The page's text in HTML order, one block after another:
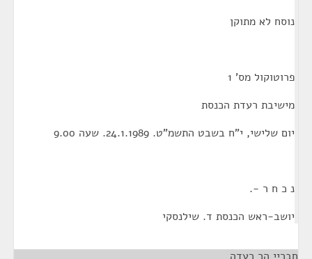
נוסח לא מתוקן
פרוטוקול מס' 1
מישיבת רעדת הכנסת
יום שלישי, י"ח בשבט התשמ"ט. 24.1.1989. שעה 9.00
נ כ ח ר -.
יושב-ראש הכנסת ד. שילנסקי